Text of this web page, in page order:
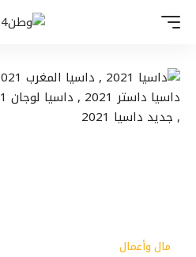
مال وأعمال